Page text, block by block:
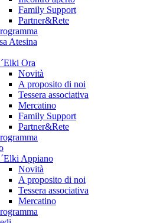
Family Support
Partner&Rete
Atesina
Ora
Novità
A proposito di noi
Tessera associativa
Mercatino
Family Support
Partner&Rete
Appiano
Novità
A proposito di noi
Tessera associativa
Mercatino